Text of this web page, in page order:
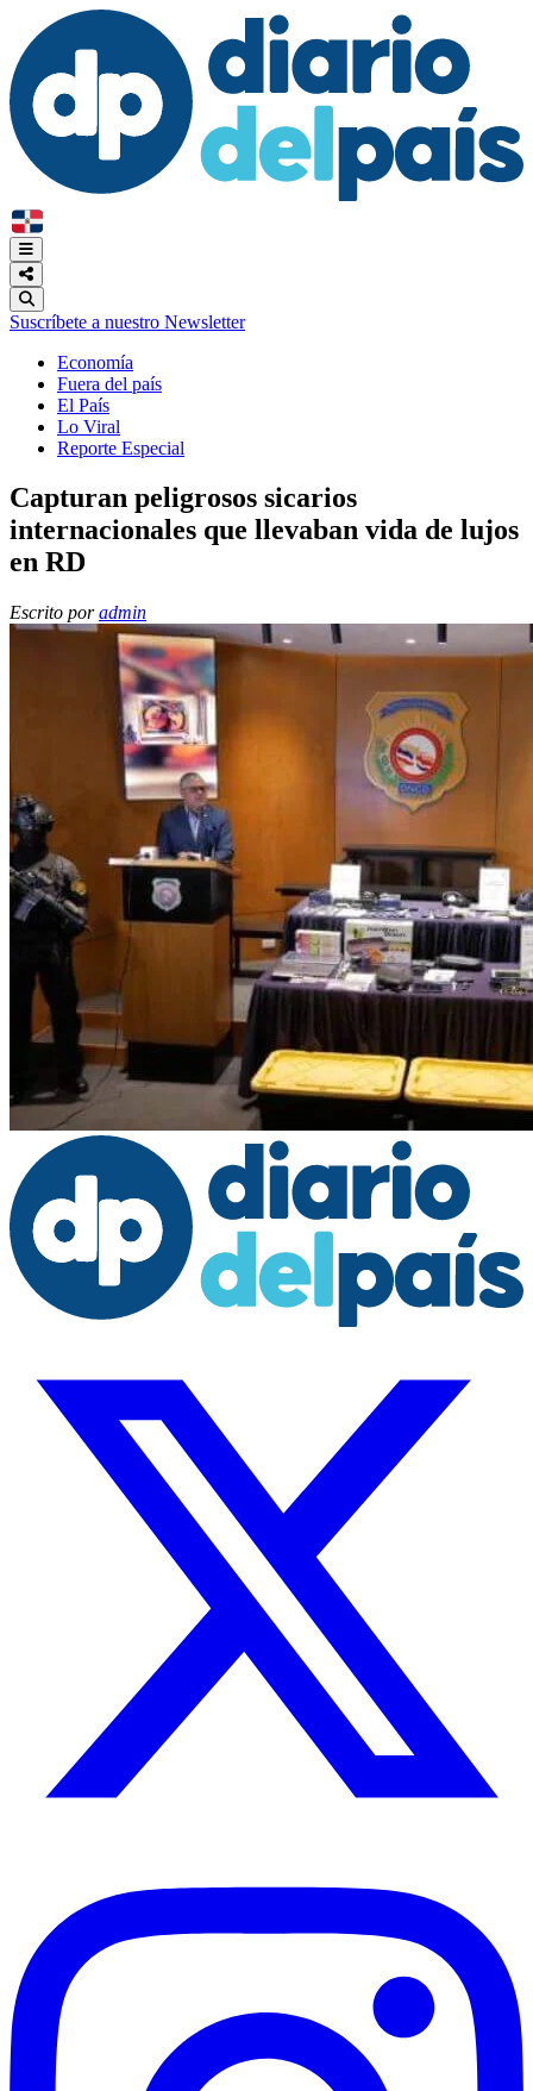
Suscríbete a nuestro Newsletter
Economía
Fuera del país
El País
Lo Viral
Reporte Especial
Capturan peligrosos sicarios
internacionales que llevaban vida de lujos
en RD
Escrito poradmin